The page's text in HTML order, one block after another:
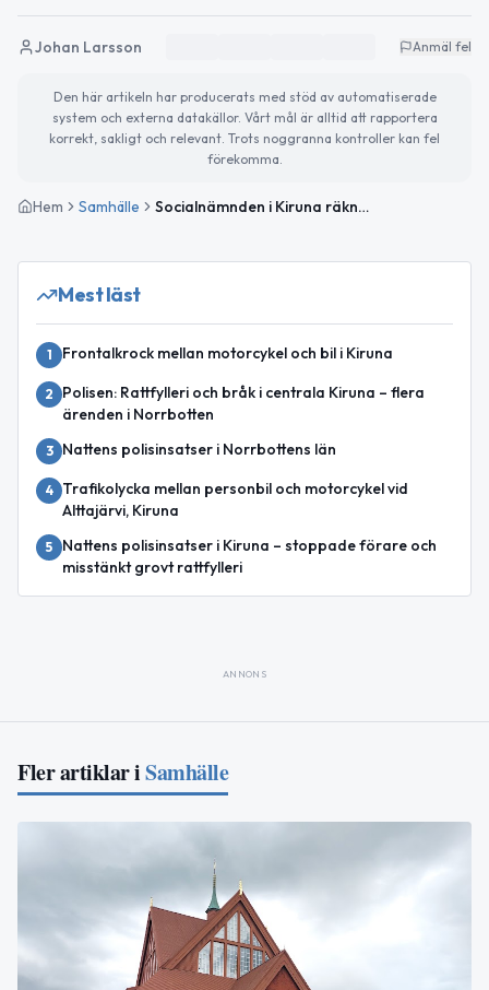
Johan Larsson Anmäl fel
Den här artikeln har producerats med stöd av automatiserade
system och externa datakällor. Vårt mål är alltid att rapportera
korrekt, sakligt och relevant. Trots noggranna kontroller kan fel
förekomma.
Hem Samhälle Socialnämnden i Kiruna räknar med nollresultat 2026
Mest läst
1 Frontalkrock mellan motorcykel och bil i Kiruna
2
Polisen: Rattfylleri och bråk i centrala Kiruna – flera
ärenden i Norrbotten
3 Nattens polisinsatser i Norrbottens län
4
Trafikolycka mellan personbil och motorcykel vid
Alttajärvi, Kiruna
5
Nattens polisinsatser i Kiruna – stoppade förare och
misstänkt grovt rattfylleri
ANNONS
Fler artiklar iSamhälle